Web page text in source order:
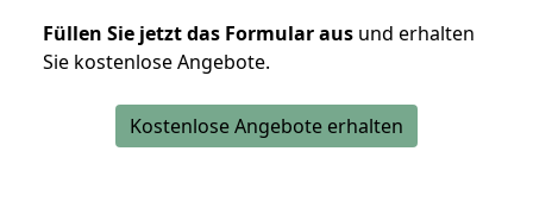
Füllen Sie jetzt das Formular aus und erhalten
Sie kostenlose Angebote.
Kostenlose Angebote erhalten